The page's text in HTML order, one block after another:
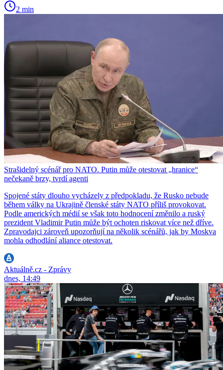
2 min
Strašidelný scénář pro NATO. Putin může otestovat „hranice“
nečekaně brzy, tvrdí agenti
Spojené státy dlouho vycházely z předpokladu, že Rusko nebude
během války na Ukrajině členské státy NATO příliš provokovat.
Podle amerických médií se však toto hodnocení změnilo a ruský
prezident Vladimir Putin může být ochoten riskovat více než dříve.
Zpravodajci zároveň upozorňují na několik scénářů, jak by Moskva
mohla odhodlání aliance otestovat.
Aktuálně.cz - Zprávy
dnes, 14:49